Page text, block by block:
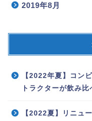
2019年8月
【2022年夏】コン
トラクターが飲み比
【2022夏】リニュ